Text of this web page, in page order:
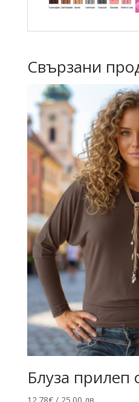
Свързани
Блуза прилеп